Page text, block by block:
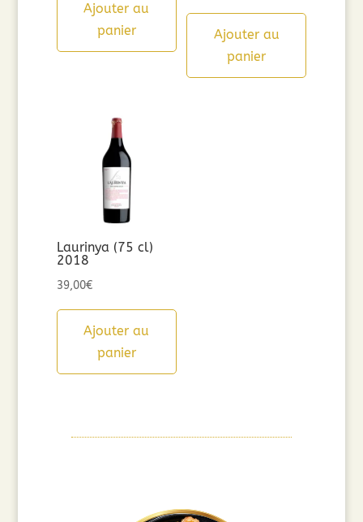
Ajouter au
panier
Ajouter au
panier
Laurinya (75 cl)
2018
39,00€
Ajouter au
panier